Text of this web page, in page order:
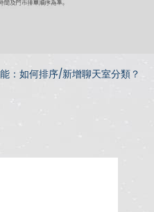
能：如何排序/新增聊天室分類？